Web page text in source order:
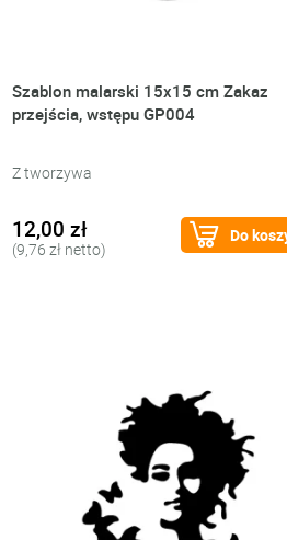
Szablon malarski 15x15 cm Zakaz
przejścia, wstępu GP004
Z tworzywa
12,00 zł
(9,76 zł netto)
Do